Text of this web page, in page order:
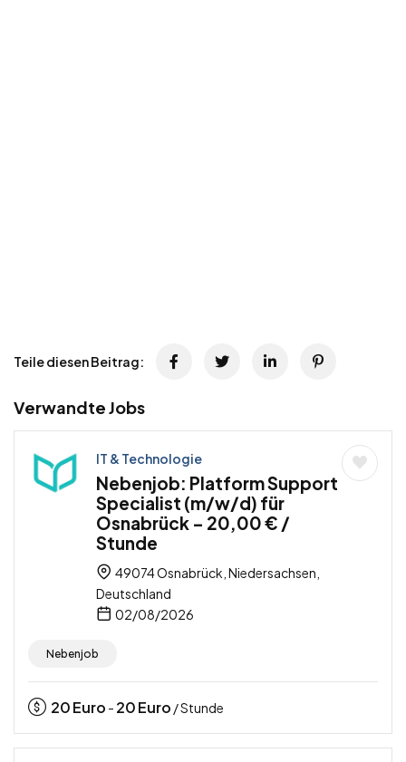
Teile diesen Beitrag:
Verwandte Jobs
IT & Technologie
Nebenjob: Platform Support
Specialist (m/w/d) für
Osnabrück – 20,00 € /
Stunde
49074 Osnabrück, Niedersachsen,
Deutschland
02/08/2026
Nebenjob
20Euro - 20Euro / Stunde